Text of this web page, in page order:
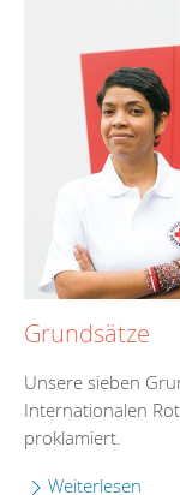
Grundsätze
Unsere sieben
Internationalen
proklamiert.
Weiterlesen